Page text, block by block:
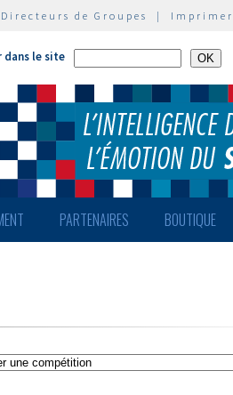
Directeurs de Groupes | Imprimer
dans le site
PARTENAIRES BOUTIQUE